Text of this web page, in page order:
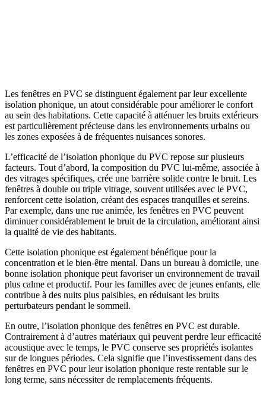
Les fenêtres en PVC se distinguent également par leur excellente
isolation phonique, un atout considérable pour améliorer le confort
au sein des habitations. Cette capacité à atténuer les bruits extérieurs
est particulièrement précieuse dans les environnements urbains ou
les zones exposées à de fréquentes nuisances sonores.
L’efficacité de l’isolation phonique du PVC repose sur plusieurs
facteurs. Tout d’abord, la composition du PVC lui-même, associée à
des vitrages spécifiques, crée une barrière solide contre le bruit. Les
fenêtres à double ou triple vitrage, souvent utilisées avec le PVC,
renforcent cette isolation, créant des espaces tranquilles et sereins.
Par exemple, dans une rue animée, les fenêtres en PVC peuvent
diminuer considérablement le bruit de la circulation, améliorant ainsi
la qualité de vie des habitants.
Cette isolation phonique est également bénéfique pour la
concentration et le bien-être mental. Dans un bureau à domicile, une
bonne isolation phonique peut favoriser un environnement de travail
plus calme et productif. Pour les familles avec de jeunes enfants, elle
contribue à des nuits plus paisibles, en réduisant les bruits
perturbateurs pendant le sommeil.
En outre, l’isolation phonique des fenêtres en PVC est durable.
Contrairement à d’autres matériaux qui peuvent perdre leur efficacité
acoustique avec le temps, le PVC conserve ses propriétés isolantes
sur de longues périodes. Cela signifie que l’investissement dans des
fenêtres en PVC pour leur isolation phonique reste rentable sur le
long terme, sans nécessiter de remplacements fréquents.